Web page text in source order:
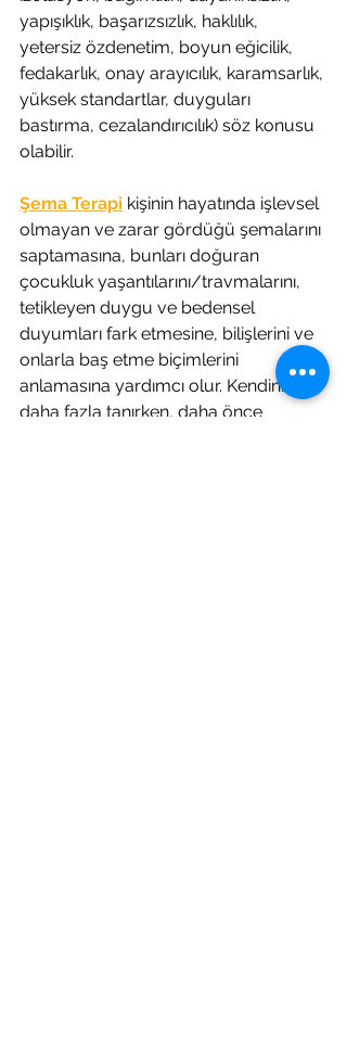
yapışıklık, başarızsızlık, haklılık,
yetersiz özdenetim, boyun eğicilik,
fedakarlık, onay arayıcılık, karamsarlık,
yüksek standartlar, duyguları
bastırma, cezalandırıcılık) söz konusu
olabilir.
Şema Terapi kişinin hayatında işlevsel
olmayan ve zarar gördüğü şemalarını
saptamasına, bunları doğuran
çocukluk yaşantılarını/travmalarını,
tetikleyen duygu ve bedensel
duyumları fark etmesine, bilişlerini ve
onlarla baş etme biçimlerini
anlamasına yardımcı olur. Kendini
daha fazla tanırken, daha önce